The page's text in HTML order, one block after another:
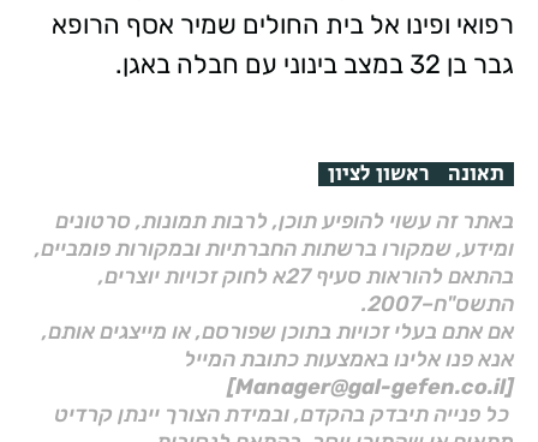
רפואי ופינו אל בית החולים שמיר אסף הרופא
גבר בן 32 במצב בינוני עם חבלה באגן.
תאונה ראשון לציון
באתר זה עשוי להופיע תוכן, לרבות תמונות, סרטונים
ומידע, שמקורו ברשתות החברתיות ובמקורות פומביים,
בהתאם להוראות סעיף 27א לחוק זכויות יוצרים,
התשס"ח–2007.
אם אתם בעלי זכויות בתוכן שפורסם, או מייצגים אותם,
אנא פנו אלינו באמצעות כתובת המייל
[Manager@gal-gefen.co.il]
כל פנייה תיבדק בהקדם, ובמידת הצורך יינתן קרדיט